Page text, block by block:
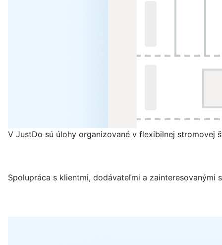
V JustDo sú úlohy organizované v flexibilnej stromovej
Spolupráca s klientmi, dodávateľmi a zainteresovanými